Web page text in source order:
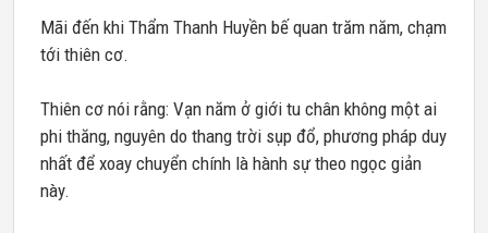
Mãi đến khi Thẩm Thanh Huyền bế quan trăm năm, chạm
tới thiên cơ.
Thiên cơ nói rằng: Vạn năm ở giới tu chân không một ai
phi thăng, nguyên do thang trời sụp đổ, phương pháp duy
nhất để xoay chuyển chính là hành sự theo ngọc giản
này.